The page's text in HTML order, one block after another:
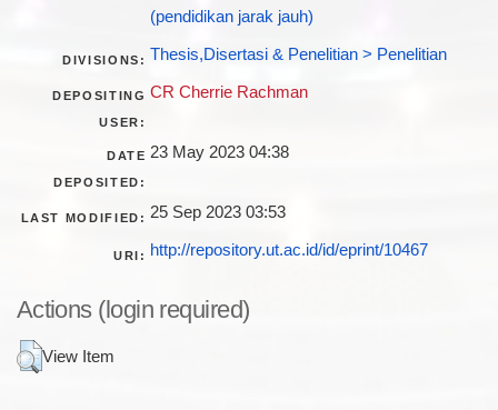
(pendidikan jarak jauh)
DIVISIONS: Thesis,Disertasi & Penelitian > Penelitian
DEPOSITING
USER:
CR Cherrie Rachman
DATE
DEPOSITED:
23 May 2023 04:38
LAST MODIFIED: 25 Sep 2023 03:53
URI: http://repository.ut.ac.id/id/eprint/10467
Actions (login required)
View Item